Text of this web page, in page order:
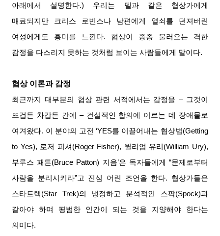
아래에서 설명한다.) 우리는 델과 같은 협상가에게
매료되지만 크리스 로빈스나 남편에게 열쇠를 던져버린
여성에게도 흥미를 느낀다. 협상이 종종 불러오는 격한
감정을 다스리지 못하는 것처럼 보이는 사람들에게 말이다.
협상 이론과 감정
최근까지 대부분의 협상 관련 서적에서는 감정을 – 그것이
뜨겁든 차갑든 간에 – 건설적인 합의에 이르는 데 장애물로
여겨왔다. 이 분야의 고전 ‘YES를 이끌어내는 협상법(Getting
to Yes), 로저 피셔 (Roger Fisher), 윌리엄 유리 (William Ury),
부루스 패튼(Bruce Patton) 지음’은 독자들에게 “문제로부터
사람을 분리시키라”고 진심 어린 조언을 한다. 협상가들은
스타트랙(Star Trek)의 냉정하고 분석적인 스팍(Spock)과
같아야 하며 평범한 인간이 되는 것을 지양해야 한다는
의미다.